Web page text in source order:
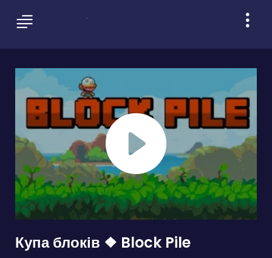
Купа блоків ❖ Block Pile